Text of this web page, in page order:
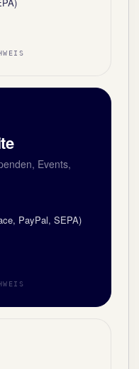
Events,
PayPal, SEPA)